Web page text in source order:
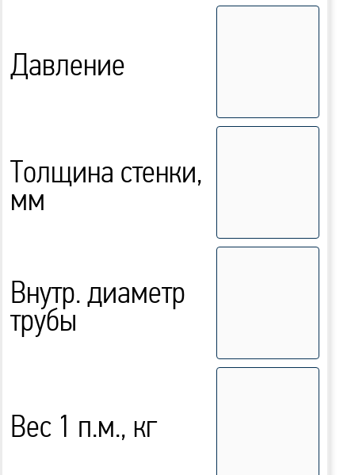
Давление
Толщина стенки,
мм
Внутр. диаметр
трубы
Вес 1 п.м., кг